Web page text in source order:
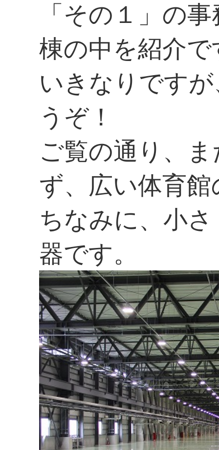
「その１」の
棟の中を紹介で
いきなりです
うぞ！
ご覧の通り、
ず、広い体育
ちなみに、小
器です。